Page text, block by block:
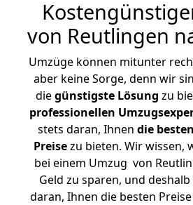
von Reutlingen
Umzüge können mitunter
aber keine Sorge, denn wir
diegünstigste Lösung zu
professionellen
stets daran, Ihnen die
Preisezu bieten. Wir wissen,
bei einem Umzug von
Geld zu sparen, und
daran, Ihnen die besten